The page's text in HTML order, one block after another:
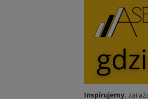
Inspirujemy,